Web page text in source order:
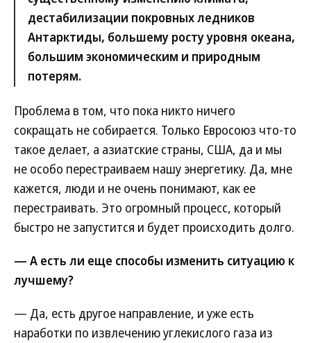
дестабилизации покровных ледников
Антарктиды, большему росту уровня океана,
большим экономическим и природным
потерям.
Проблема в том, что пока никто ничего
сокращать не собирается. Только Евросоюз что-то
такое делает, а азиатские страны, США, да и мы
не особо перестраиваем нашу энергетику. Да, мне
кажется, люди и не очень понимают, как ее
перестраивать. Это огромный процесс, который
быстро не запустится и будет происходить долго.
— А есть ли еще способы изменить ситуацию к
лучшему?
— Да, есть другое направление, и уже есть
наработки по извлечению углекислого газа из